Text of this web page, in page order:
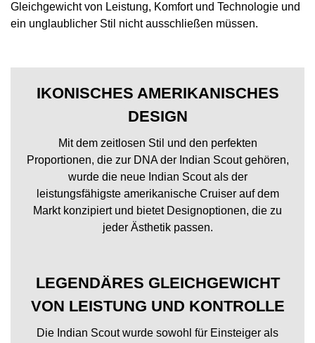
Gleichgewicht von Leistung, Komfort und Technologie und
ein unglaublicher Stil nicht ausschließen müssen.
IKONISCHES AMERIKANISCHES
DESIGN
Mit dem zeitlosen Stil und den perfekten
Proportionen, die zur DNA der Indian Scout gehören,
wurde die neue Indian Scout als der
leistungsfähigste amerikanische Cruiser auf dem
Markt konzipiert und bietet Designoptionen, die zu
jeder Ästhetik passen.
LEGENDÄRES GLEICHGEWICHT
VON LEISTUNG UND KONTROLLE
Die Indian Scout wurde sowohl für Einsteiger als